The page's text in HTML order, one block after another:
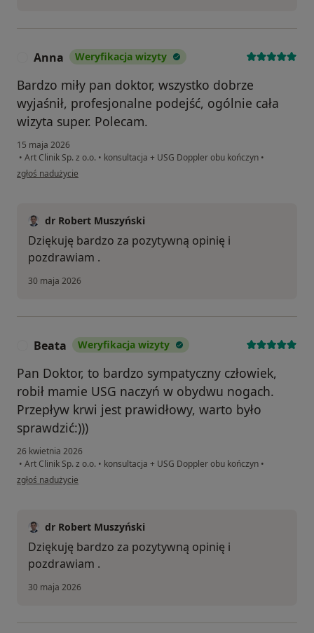
Anna Weryfikacja wizyty
Bardzo miły pan doktor, wszystko dobrze
wyjaśnił, profesjonalne podejść, ogólnie cała
wizyta super. Polecam.
15 maja 2026
• Art Clinik Sp. z o.o. • konsultacja + USG Doppler obu kończyn •
w opinii użytkownika Anna
zgłoś nadużycie
dr Robert Muszyński
Dziękuję bardzo za pozytywną opinię i
pozdrawiam .
30 maja 2026
Beata Weryfikacja wizyty
Pan Doktor, to bardzo sympatyczny człowiek,
robił mamie USG naczyń w obydwu nogach.
Przepływ krwi jest prawidłowy, warto było
sprawdzić:)))
26 kwietnia 2026
• Art Clinik Sp. z o.o. • konsultacja + USG Doppler obu kończyn •
w opinii użytkownika Beata
zgłoś nadużycie
dr Robert Muszyński
Dziękuję bardzo za pozytywną opinię i
pozdrawiam .
30 maja 2026